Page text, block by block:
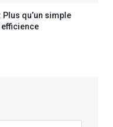
Plus qu’un simple